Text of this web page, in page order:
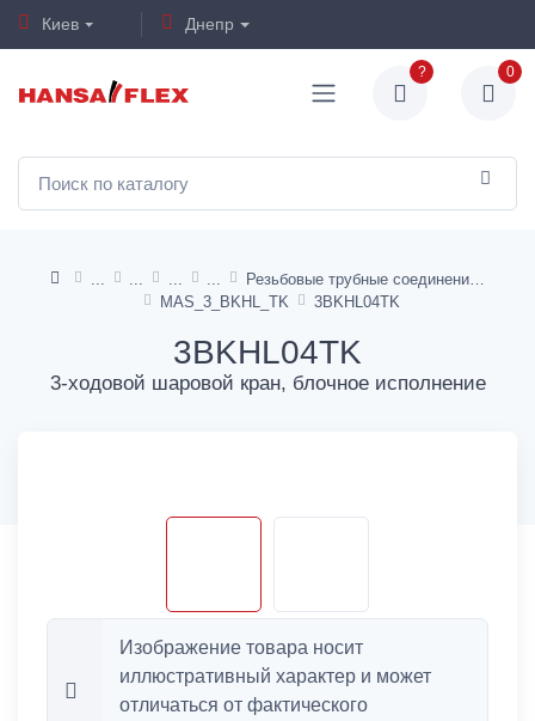
Киев Днепр
? 0
MAS_3_BKHL_TK
3BKHL04TK
3BKHL04TK
3-ходовой шаровой кран, блочное исполнение
Изображение товара носит
иллюстративный характер и может
отличаться от фактического